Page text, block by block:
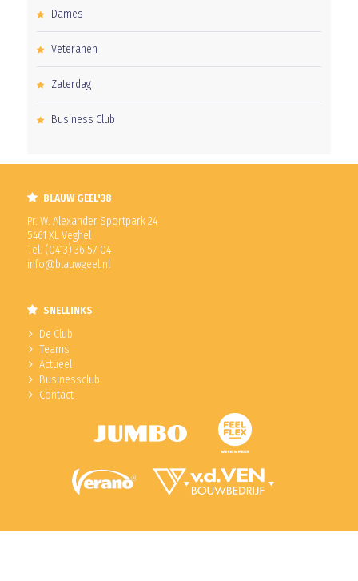
Dames
Veteranen
Zaterdag
Business Club
BLAUW GEEL'38
Pr. W. Alexander Sportpark 24
5461 XL Veghel
Tel. (0413) 36 57 04
info@blauwgeel.nl
SNELLINKS
De Club
Teams
Actueel
Businessclub
Contact